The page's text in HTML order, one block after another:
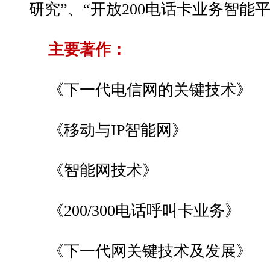
研究”、“开放200电话卡业务智能
主要著作：
《下一代电信网的关键技术》
《移动与IP智能网》
《智能网技术》
《200/300电话呼叫卡业务》
《下一代网关键技术及发展》